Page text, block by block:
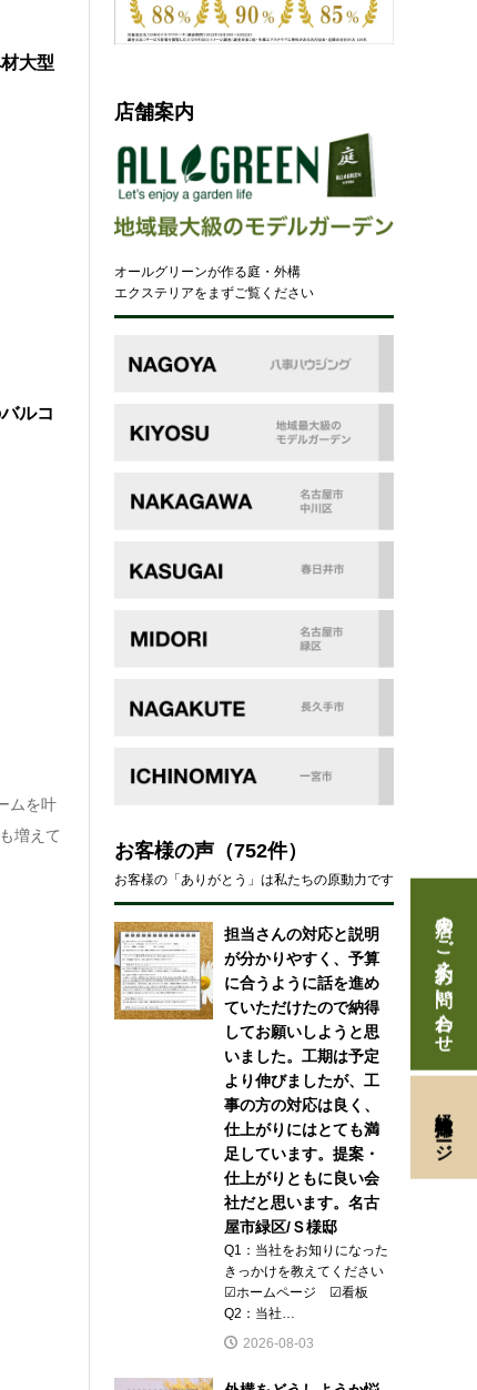
大型
ルコ
ムを叶
増えて
店舗案内
オールグリーンが作る庭・外構
エクステリアをまずご覧ください
お客様の声 （752件）
お客様の「ありがとう」は私たちの原動力です
担当さんの対応と説明
が分かりやすく、予算
に合うように話を進め
ていただけたので納得
してお願いしようと思
いました。工期は予定
より伸びましたが、工
事の方の対応は良く、
仕上がりにはとても満
足しています。提案・
仕上がりともに良い会
社だと思います。名古
屋市緑区/Ｓ様邸
Q1：当社をお知りになった
きっかけを教えてください
☑ホームページ ☑看板
Q2：当社…
2026-08-03
来店のご予約・お問い合わせ
経験者採用ページ